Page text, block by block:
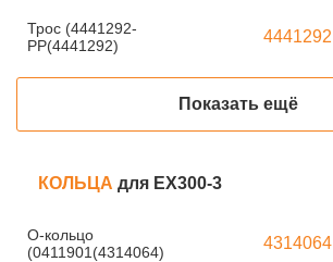
Трос (4441292-
PP(4441292)
4441292
Показать ещё
КОЛЬЦА для EX300-3
О-кольцо
(0411901(4314064)
4314064